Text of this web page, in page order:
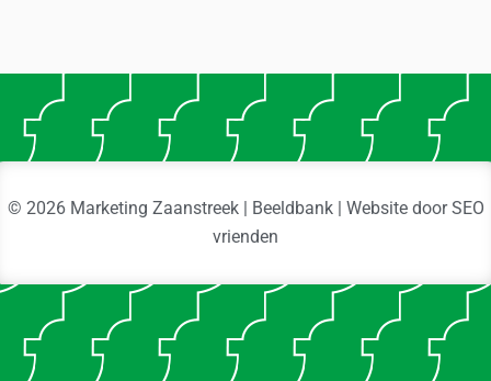
© 2026 Marketing Zaanstreek | Beeldbank | Website doorSEO
vrienden